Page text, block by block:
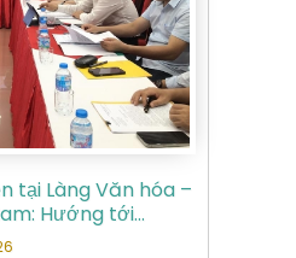
tại Làng Văn hóa –
Hướng tới
hóa đặc sắc